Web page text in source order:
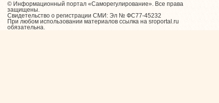
© Информационный портал «Саморегулирование». Все права
защищены.
Свидетельство о регистрации СМИ: Эл № ФС77-45232
При любом использовании материалов ссылка на sroportal.ru
обязательна.